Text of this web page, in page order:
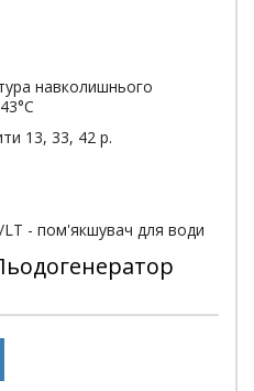
навколишнього
13, 33, 42 р.
LT - пом'якшувач для води